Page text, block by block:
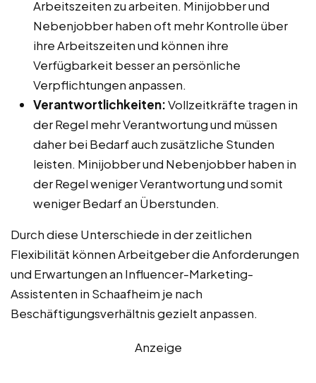
Arbeitszeiten zu arbeiten. Minijobber und
Nebenjobber haben oft mehr Kontrolle über
ihre Arbeitszeiten und können ihre
Verfügbarkeit besser an persönliche
Verpflichtungen anpassen.
Verantwortlichkeiten:Vollzeitkräfte tragen in
der Regel mehr Verantwortung und müssen
daher bei Bedarf auch zusätzliche Stunden
leisten. Minijobber und Nebenjobber haben in
der Regel weniger Verantwortung und somit
weniger Bedarf an Überstunden.
Durch diese Unterschiede in der zeitlichen
Flexibilität können Arbeitgeber die Anforderungen
und Erwartungen an Influencer-Marketing-
Assistenten in Schaafheim je nach
Beschäftigungsverhältnis gezielt anpassen.
Anzeige